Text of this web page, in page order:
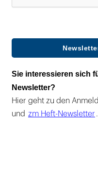
Sie interessieren sich
Newsletter?
Hier geht zu den
und zm Heft-Newsletter .